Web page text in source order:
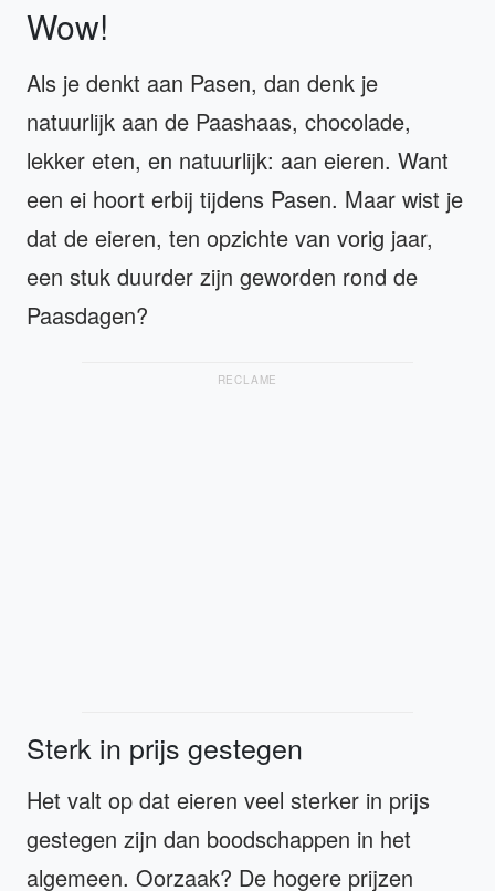
Wow!
Als je denkt aan Pasen, dan denk je
natuurlijk aan de Paashaas, chocolade,
lekker eten, en natuurlijk: aan eieren. Want
een ei hoort erbij tijdens Pasen. Maar wist je
dat de eieren, ten opzichte van vorig jaar,
een stuk duurder zijn geworden rond de
Paasdagen?
RECLAME
Sterk in prijs gestegen
Het valt op dat eieren veel sterker in prijs
gestegen zijn dan boodschappen in het
algemeen. Oorzaak? De hogere prijzen